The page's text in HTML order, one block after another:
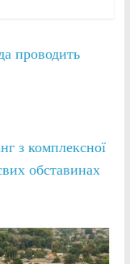
проводить
з комплексної
обставинах